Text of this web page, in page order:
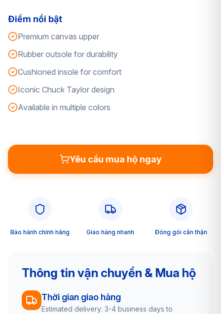
Điểm nổi bật
Premium canvas upper
Rubber outsole for durability
Cushioned insole for comfort
Iconic Chuck Taylor design
Available in multiple colors
Yêu cầu mua hộ ngay
Bảo hành chính hãng Giao hàng nhanh Đóng gói cẩn thận
Thông tin vận chuyển & Mua hộ
Thời gian giao hàng
Estimated delivery: 3-4 business days to